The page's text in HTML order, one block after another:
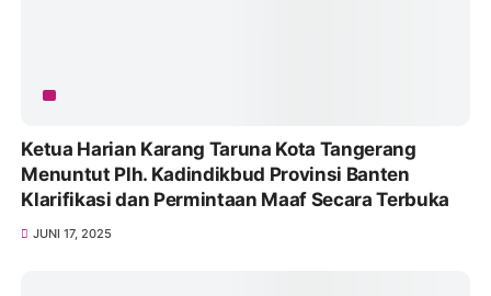
Ketua Harian Karang Taruna Kota Tangerang
Menuntut Plh. Kadindikbud Provinsi Banten
Klarifikasi dan Permintaan Maaf Secara Terbuka
JUNI 17, 2025